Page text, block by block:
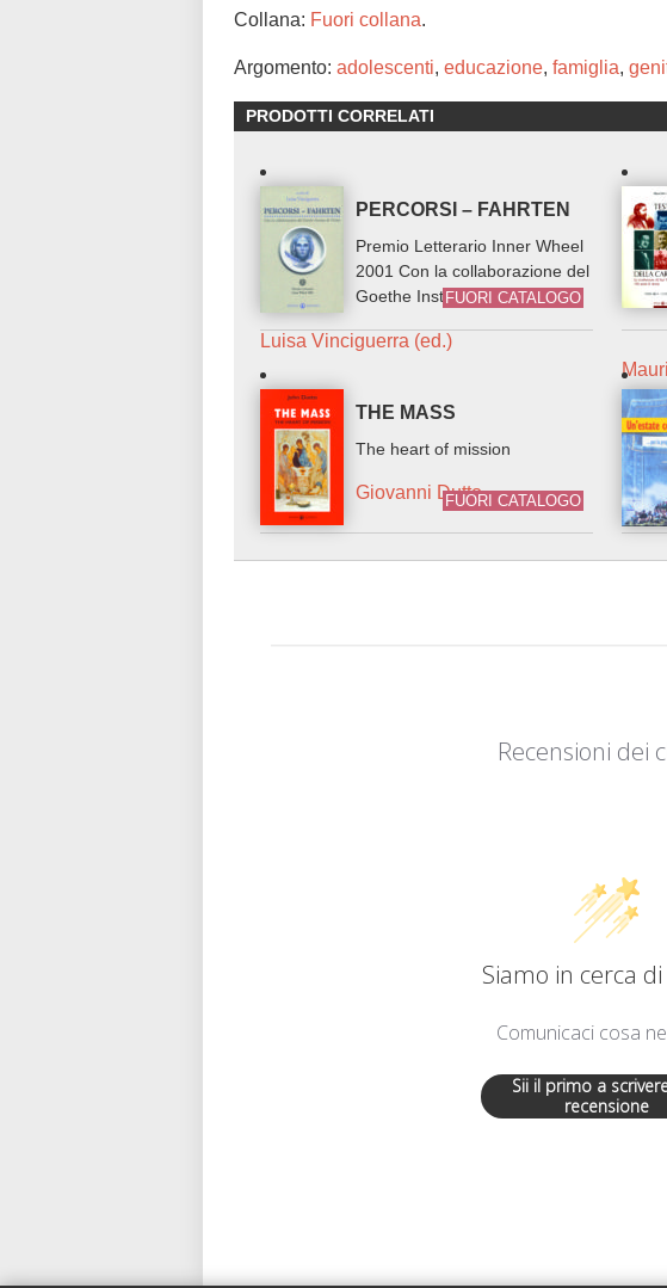
Collana: Fuori collana.
Argomento: adolescenti, educazione, famiglia,
PRODOTTI CORRELATI
PERCORSI – FAHRTEN
Premio Letterario Inner Wheel
2001 Con la collaborazione del
Goethe Institut di Torino
Luisa Vinciguerra (ed.)
FUORI CATALOGO
THE MASS
The heart of mission
Giovanni DuttoFUORI CATALOGO
Recensioni dei
Siamo in cerca
Comunicaci cosa
Sii il primo a
recensione